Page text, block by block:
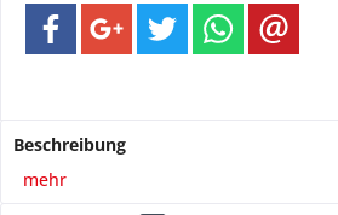
Beschreibung
mehr